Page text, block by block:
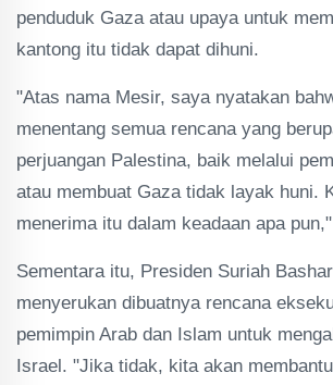
penduduk Gaza atau upaya untuk
kantong itu tidak dapat dihuni.
"Atas nama Mesir, saya nyatakan
menentang semua rencana yang
perjuangan Palestina, baik melalui
atau membuat Gaza tidak layak huni.
menerima itu dalam keadaan apa
Sementara itu, Presiden Suriah
menyerukan dibuatnya rencana
pemimpin Arab dan Islam untuk
Israel. "Jika tidak, kita akan